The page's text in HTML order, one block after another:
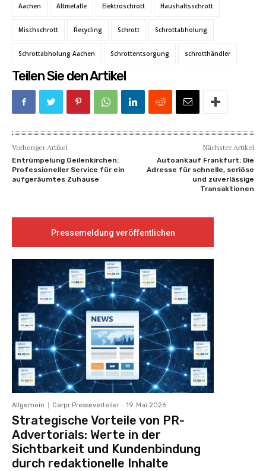
Aachen Altmetalle Elektroschrott Haushaltsschrott
Mischschrott Recycling Schrott Schrottabholung
Schrottabholung Aachen Schrottentsorgung schrotthändler
Teilen Sie den Artikel
Vorheriger Artikel
Entrümpelung Geilenkirchen:
Professioneller Service für ein
aufgeräumtes Zuhause
Nächster Artikel
Autoankauf Frankfurt: Die
Adresse für schnelle, seriöse
und zuverlässige
Transaktionen
Pressemeldung veröffentlichen
Allgemein Carpr Presseverteiler - 19. Mai 2026
Strategische Vorteile von PR-
Advertorials: Werte in der
Sichtbarkeit und Kundenbindung
durch redaktionelle Inhalte